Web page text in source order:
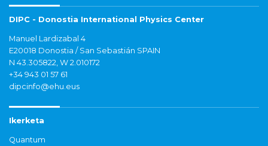
DIPC - Donostia International Physics Center
Manuel Lardizabal 4
E20018 Donostia / San Sebastián SPAIN
N 43.305822, W 2.010172
+34 943 01 57 61
dipcinfo@ehu.eus
Ikerketa
Quantum